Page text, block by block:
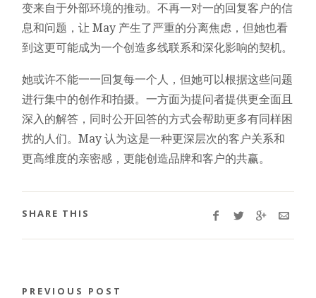
变来自于外部环境的推动。不再一对一的回复客户的信
息和问题，让 May 产生了严重的分离焦虑，但她也看
到这更可能成为一个创造多线联系和深化影响的契机。
她或许不能一一回复每一个人，但她可以根据这些问题
进行集中的创作和拍摄。一方面为提问者提供更全面且
深入的解答，同时公开回答的方式会帮助更多有同样困
扰的人们。May 认为这是一种更深层次的客户关系和
更高维度的亲密感，更能创造品牌和客户的共赢。
SHARE THIS
PREVIOUS POST